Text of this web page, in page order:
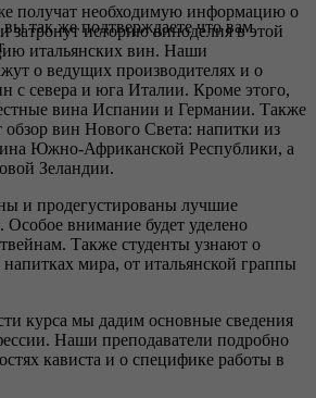
получат необходимую информацию о
затронут историю виноделия в этой
итальянских вин. Наши
о ведущих производителях и о
с севера и юга Италии. Кроме этого,
вина Испании и Германии. Также
обзор вин Нового Света: напитки из
Южно-Африканской Республики, а
Зеландии.
и продегустированы лучшие
внимание будет уделено
Также студенты узнают о
мира, от итальянской граппы
курса мы дадим основные сведения
Наши преподаватели подробно
кависта и о специфике работы в
так же подтверждаете что вам